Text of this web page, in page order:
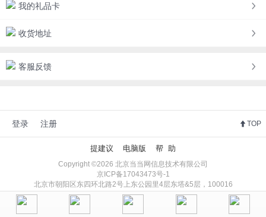
我的礼品卡
收货地址
客服反馈
登录 注册 TOP
提建议 电脑版 帮 助
Copyright ©2026 北京当当网信息技术有限公司
京ICP备17043473号-1
北京市朝阳区东四环北路2号上东公园里4层东塔&5层，100016